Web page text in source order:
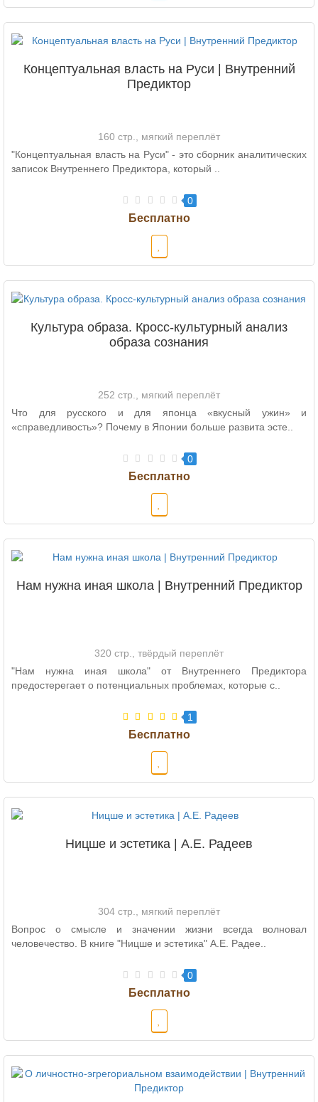
Концептуальная власть на Руси | Внутренний
Предиктор
160 стр., мягкий переплёт
"Концептуальная власть на Руси" - это сборник аналитических
записок Внутреннего Предиктора, который ..
0
Культура образа. Кросс-культурный анализ
образа сознания
252 стр., мягкий переплёт
Что для русского и для японца «вкусный ужин» и
«справедливость»? Почему в Японии больше развита эсте..
0
Нам нужна иная школа | Внутренний Предиктор
320 стр., твёрдый переплёт
"Нам нужна иная школа" от Внутреннего Предиктора
предостерегает о потенциальных проблемах, которые с..
1
Ницше и эстетика | А.Е. Радеев
304 стр., мягкий переплёт
Вопрос о смысле и значении жизни всегда волновал
человечество. В книге "Ницше и эстетика" А.Е. Радее..
0